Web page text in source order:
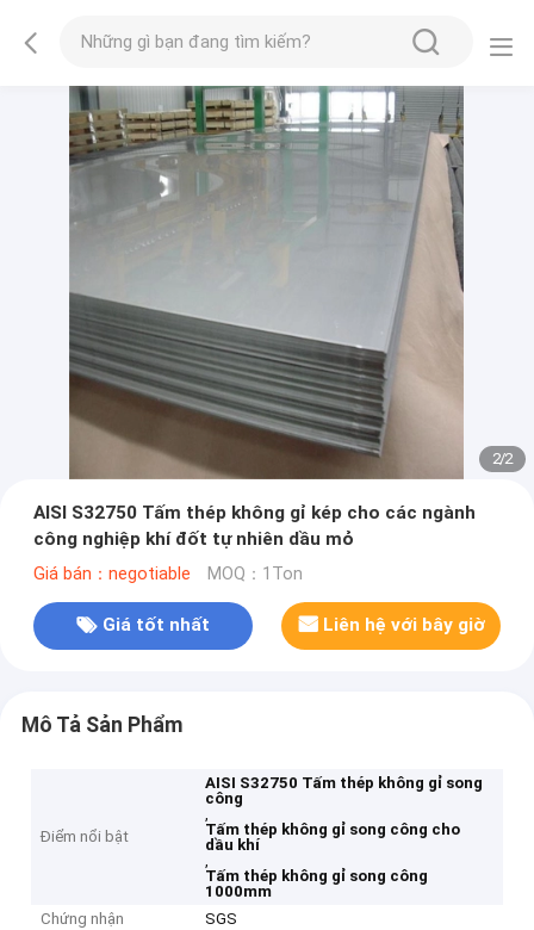
2/2
AISI S32750 Tấm thép không gỉ kép cho các ngành
công nghiệp khí đốt tự nhiên dầu mỏ
Giá bán：negotiable MOQ：1Ton
Giá tốt nhất Liên hệ với bây giờ
Mô Tả Sản Phẩm
Điểm nổi bật
AISI S32750 Tấm thép không gỉ song
công
,
Tấm thép không gỉ song công cho
dầu khí
,
Tấm thép không gỉ song công
1000mm
Chứng nhận
SGS